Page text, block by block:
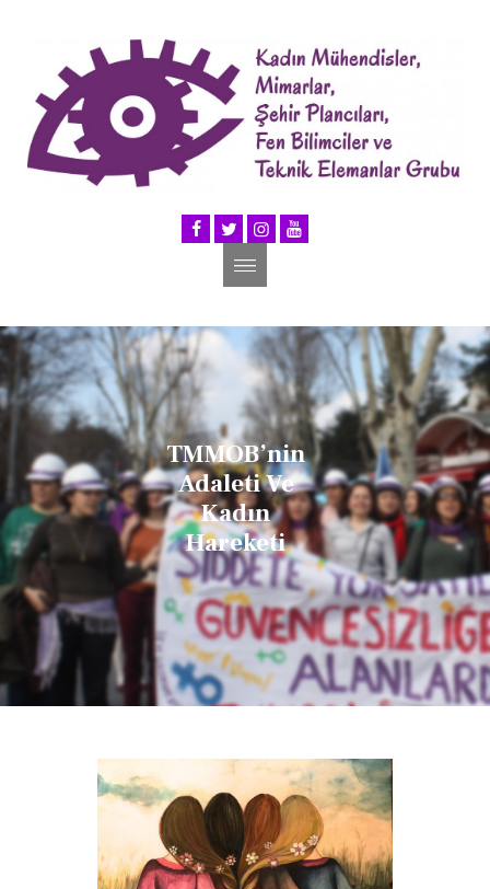
TMMOB’nin
Adaleti Ve
Kadın
Hareketi